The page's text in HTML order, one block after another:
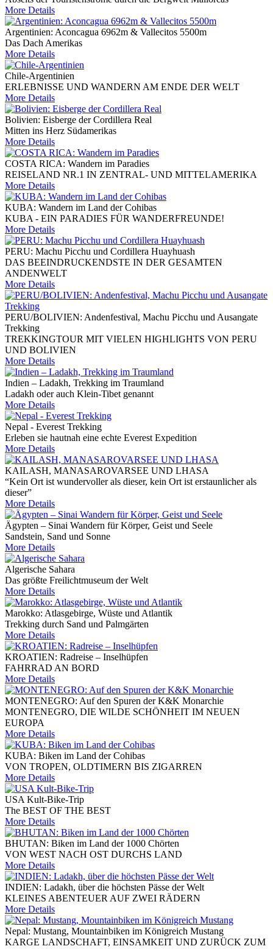
More Details
Argentinien: Aconcagua 6962m & Vallecitos 5500m
Das Dach Amerikas
More Details
Chile-Argentinien
ERLEBNISSE UND WANDERN AM ENDE DER WELT
More Details
Bolivien: Eisberge der Cordillera Real
Mitten ins Herz Südamerikas
More Details
COSTA RICA: Wandern im Paradies
REISELAND NR.1 IN ZENTRAL- UND MITTELAMERIKA
More Details
KUBA: Wandern im Land der Cohibas
KUBA - EIN PARADIES FÜR WANDERFREUNDE!
More Details
PERU: Machu Picchu und Cordillera Huayhuash
DAS BEEINDRUCKENDSTE IN DER GESAMTEN
ANDENWELT
More Details
PERU/BOLIVIEN: Andenfestival, Machu Picchu und Ausangate
Trekking
TREKKINGTOUR MIT VIELEN HIGHLIGHTS VON PERU
UND BOLIVIEN
More Details
Indien – Ladakh, Trekking im Traumland
Ladakh oder auch Klein-Tibet genannt
More Details
Nepal - Everest Trekking
Erleben sie hautnah eine echte Everest Expedition
More Details
KAILASH, MANASAROVARSEE UND LHASA
“Kein Ort ist wundervoller als dieser, kein Ort ist erstaunlicher als
dieser”
More Details
Ägypten – Sinai Wandern für Körper, Geist und Seele
Sandstein, Sand und Sonne
More Details
Algerische Sahara
Das größte Freilichtmuseum der Welt
More Details
Marokko: Atlasgebirge, Wüste und Atlantik
Trekking durch Sand und Palmgärten
More Details
KROATIEN: Radreise – Inselhüpfen
FAHRRAD AN BORD
More Details
MONTENEGRO: Auf den Spuren der K&K Monarchie
MONTENEGRO, DIE WILDE SCHÖNHEIT IM NEUEN
EUROPA
More Details
KUBA: Biken im Land der Cohibas
VON TROPEN, OLDTIMERN BIS ZIGARREN
More Details
USA Kult-Bike-Trip
The BEST OF THE BEST
More Details
BHUTAN: Biken im Land der 1000 Chörten
VON WEST NACH OST DURCHS LAND
More Details
INDIEN: Ladakh, über die höchsten Pässe der Welt
KLEINES ABENTEUER AUF ZWEI RÄDERN
More Details
Nepal: Mustang, Mountainbiken im Königreich Mustang
KARGE LANDSCHAFT, EINSAMKEIT UND ZURÜCK ZUM